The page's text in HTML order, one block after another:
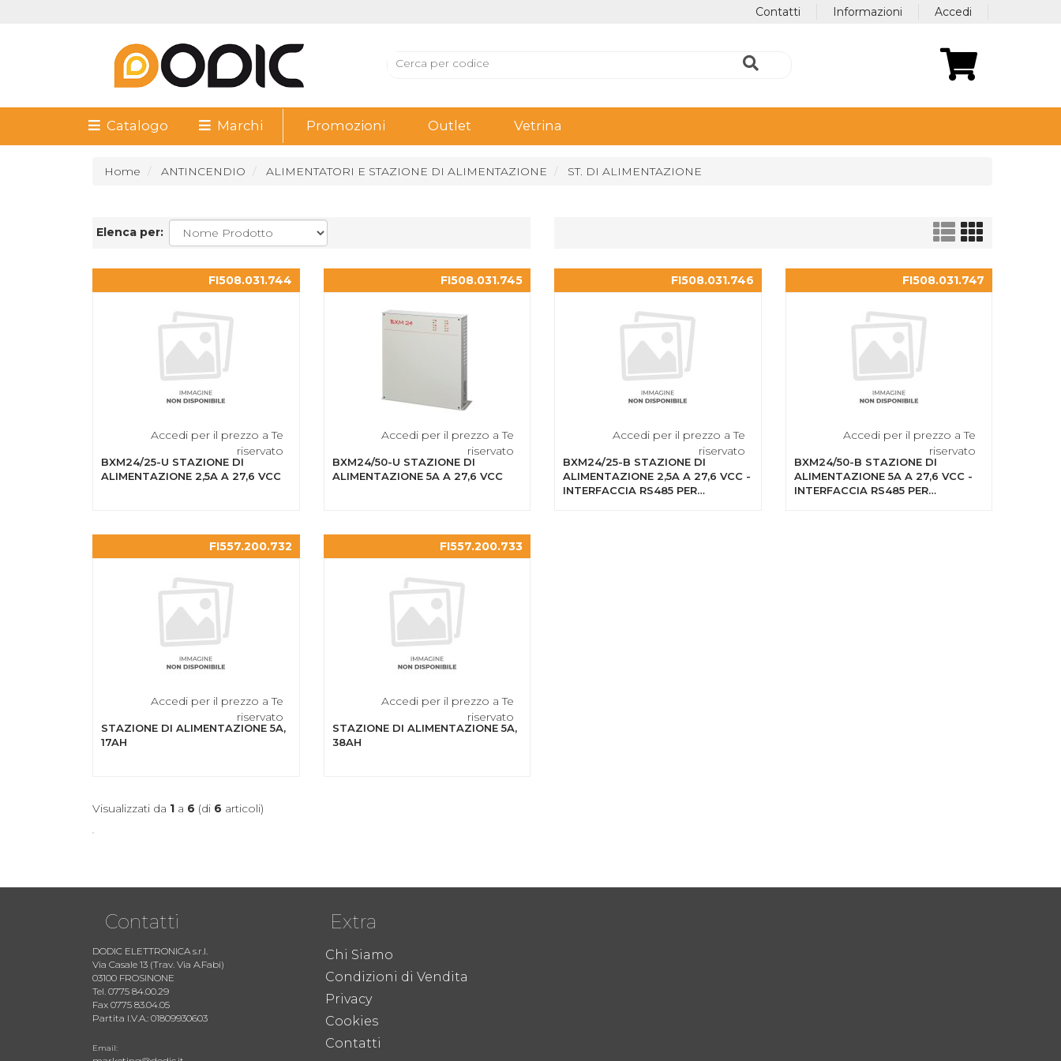
Accedi
Informazioni
Contatti
Catalogo Marchi Promozioni Outlet Vetrina
Home ANTINCENDIO ALIMENTATORI E STAZIONE DI ALIMENTAZIONE ST. DI ALIMENTAZIONE
Elenca per:
FI508.031.744
Accedi per il prezzo a Te
riservato
BXM24/25-U STAZIONE DI
ALIMENTAZIONE 2,5A A 27,6 VCC
FI508.031.745
Accedi per il prezzo a Te
riservato
BXM24/50-U STAZIONE DI
ALIMENTAZIONE 5A A 27,6 VCC
FI508.031.746
Accedi per il prezzo a Te
riservato
BXM24/25-B STAZIONE DI
ALIMENTAZIONE 2,5A A 27,6 VCC -
INTERFACCIA RS485 PER
FI508.031.747
Accedi per il prezzo a Te
riservato
BXM24/50-B STAZIONE DI
ALIMENTAZIONE 5A A 27,6 VCC -
INTERFACCIA RS485 PER
FI557.200.732
Accedi per il prezzo a Te
riservato
STAZIONE DI ALIMENTAZIONE 5A,
17AH
FI557.200.733
Accedi per il prezzo a Te
riservato
STAZIONE DI ALIMENTAZIONE 5A,
38AH
Visualizzati da 1 a 6 (di 6 articoli)
Contatti
DODIC ELETTRONICA s.r.l.
Via Casale 13 (Trav. Via A.Fabi)
03100 FROSINONE
Tel. 0775 84.00.29
Fax 0775 83.04.05
Partita I.V.A.: 01809930603
Email:
Extra
Chi Siamo
Condizioni di Vendita
Privacy
Cookies
Contatti